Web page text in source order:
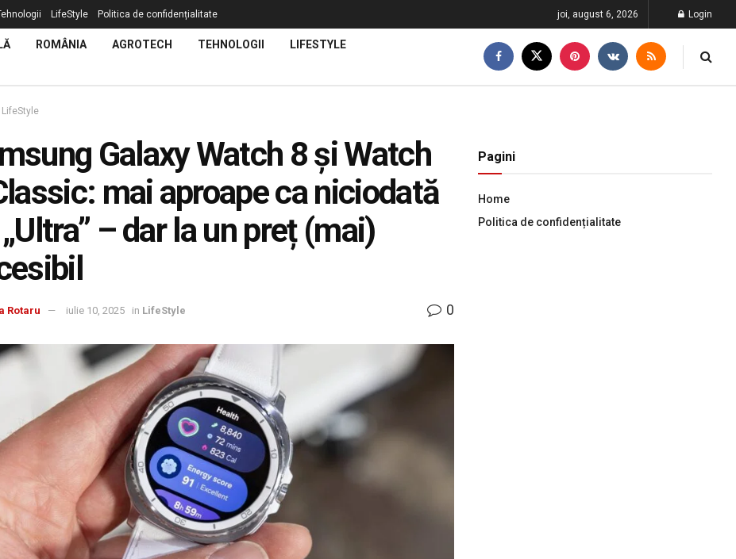
LifeStyle Politica de confidențialitate joi, august 6, 2026 Login
ROMÂNIA AGROTECH TEHNOLOGII LIFESTYLE
LifeStyle
Galaxy Watch 8 și Watch
mai aproape ca niciodată
– dar la un preț (mai)
Rotaru iulie 10, 2025 in LifeStyle 0
Pagini
Home
Politica de confidențialitate